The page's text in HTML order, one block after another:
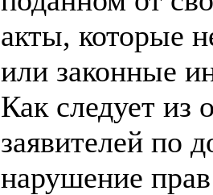
акты, которые
или законные
Как следует из
заявителей по
нарушение